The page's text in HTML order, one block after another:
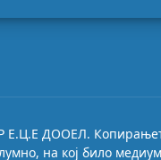
Е.Ц.Е ДООЕЛ.
на кој било